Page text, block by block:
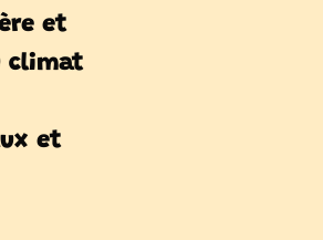
et
climat
et